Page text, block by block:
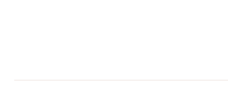
Das Produkt enthält keine Allergene.